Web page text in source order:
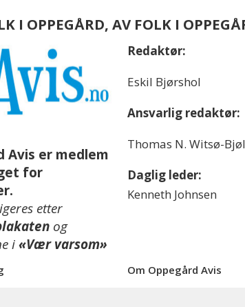
I OPPEGÅRD, AV FOLK I
Avis er medlem
for
etter
og
i«Vær varsom»
Redaktør:
Eskil Bjørshol
Ansvarlig redaktør:
Thomas N. Witsø-
Daglig leder:
Kenneth Johnsen
Om Oppegård Avis